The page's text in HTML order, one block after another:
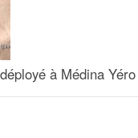
à Médina